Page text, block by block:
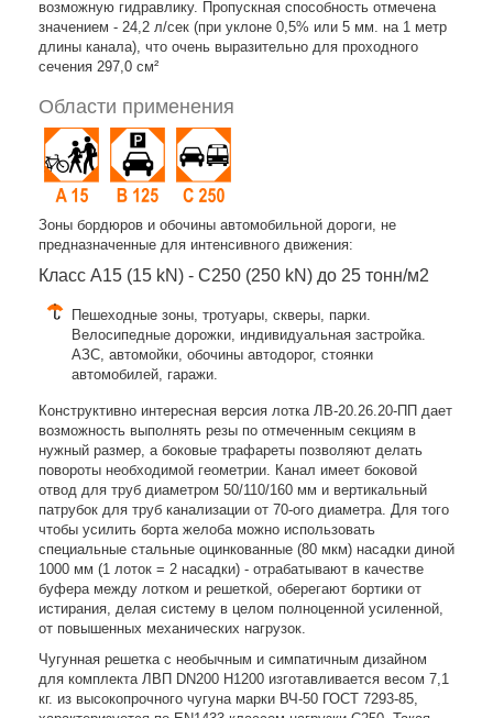
возможную гидравлику. Пропускная способность отмечена
значением - 24,2 л/сек (при уклоне 0,5% или 5 мм. на 1 метр
длины канала), что очень выразительно для проходного
сечения 297,0 см²
Области применения
Зоны бордюров и обочины автомобильной дороги, не
предназначенные для интенсивного движения:
Класс A15 (15 kN) - C250 (250 kN) до 25 тонн/м2
Пешеходные зоны, тротуары, скверы, парки.
Велосипедные дорожки, индивидуальная застройка.
АЗС, автомойки, обочины автодорог, стоянки
автомобилей, гаражи.
Конструктивно интересная версия лотка ЛВ-20.26.20-ПП дает
возможность выполнять резы по отмеченным секциям в
нужный размер, а боковые трафареты позволяют делать
повороты необходимой геометрии. Канал имеет боковой
отвод для труб диаметром 50/110/160 мм и вертикальный
патрубок для труб канализации от 70-ого диаметра. Для того
чтобы усилить борта желоба можно использовать
специальные стальные оцинкованные (80 мкм) насадки диной
1000 мм (1 лоток = 2 насадки) - отрабатывают в качестве
буфера между лотком и решеткой, оберегают бортики от
истирания, делая систему в целом полноценной усиленной,
от повышенных механических нагрузок.
Чугунная решетка с необычным и симпатичным дизайном
для комплекта ЛВП DN200 H1200 изготавливается весом 7,1
кг. из высокопрочного чугуна марки ВЧ-50 ГОСТ 7293-85,